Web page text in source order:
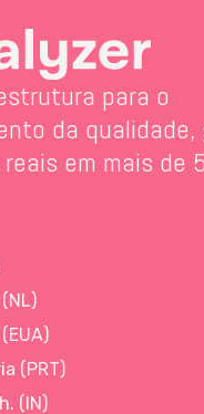
para o
da qualidade,
em mais de
(PRT)
(IN)